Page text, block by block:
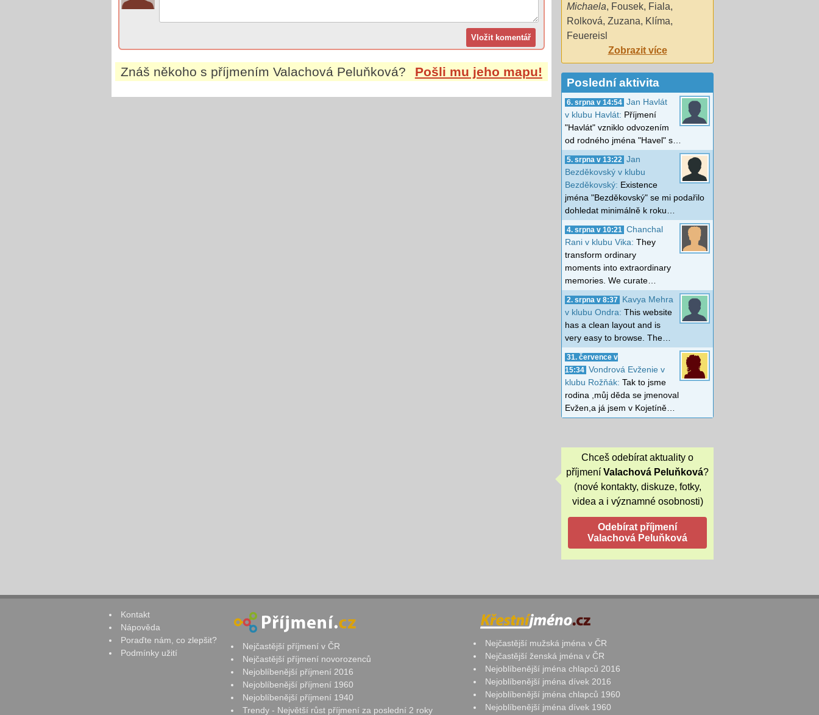
Znáš někoho s příjmením Valachová Peluňková? Pošli mu jeho mapu!
Michaela, Fousek, Fiala,
Rolková, Zuzana, Klíma,
Feuereisl
Zobrazit více
Poslední aktivita
6. srpna v 14:54 Jan Havlát
v klubu Havlát: Příjmení
"Havlát" vzniklo odvozením
od rodného jména "Havel" s…
5. srpna v 13:22
Jan
Bezděkovský v klubu
Bezděkovský: Existence
jména "Bezděkovský" se mi podařilo
dohledat minimálně k roku…
4. srpna v 10:21
Chanchal
Rani v klubu Vika: They
transform ordinary
moments into extraordinary
memories. We curate…
2. srpna v 8:37
Kavya Mehra
v klubu Ondra: This website
has a clean layout and is
very easy to browse. The…
31. července v
15:34 Vondrová Evženie v
klubu Rožňák: Tak to jsme
rodina ,můj děda se jmenoval
Evžen,a já jsem v Kojetíně…
Chceš odebírat aktuality o
příjmení Valachová Peluňková?
(nové kontakty, diskuze, fotky,
videa a i významné osobnosti)
Kontakt
Nápověda
Poraďte nám, co zlepšit?
Podmínky užití
Nejčastější příjmení v ČR
Nejčastější příjmení novorozenců
Nejoblíbenější příjmení 2016
Nejoblíbenější příjmení 1960
Nejoblíbenější příjmení 1940
Trendy - Největší růst příjmení za poslední 2 roky
Nejčastější mužská jména v ČR
Nejčastější ženská jména v ČR
Nejoblíbenější jména chlapců 2016
Nejoblíbenější jména dívek 2016
Nejoblíbenější jména chlapců 1960
Nejoblíbenější jména dívek 1960